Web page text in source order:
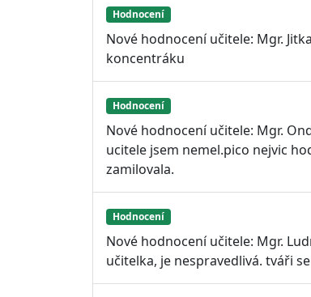
Hodnocení
Nové hodnocení učitele: Mgr.
koncentráku
Hodnocení
Nové hodnocení učitele: Mgr.
ucitele jsem nemel.pico nejvic
zamilovala.
Hodnocení
Nové hodnocení učitele: Mgr.
učitelka, je nespravedlivá. tváři